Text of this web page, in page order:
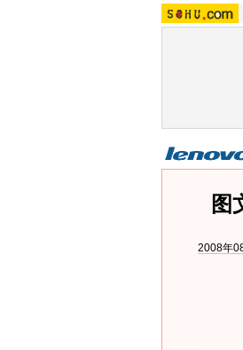
图
2008年